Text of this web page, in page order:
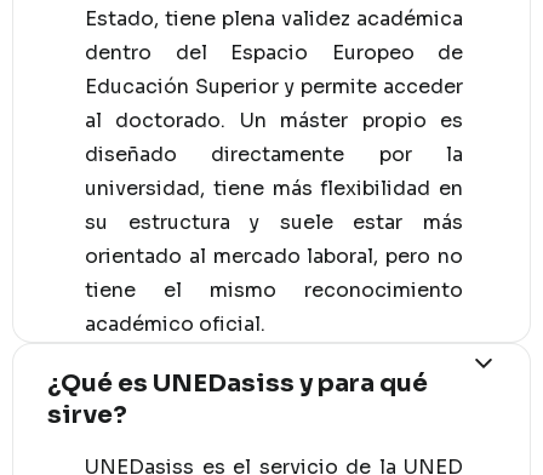
Estado, tiene plena validez académica
dentro del Espacio Europeo de
Educación Superior y permite acceder
al doctorado. Un máster propio es
diseñado directamente por la
universidad, tiene más flexibilidad en
su estructura y suele estar más
orientado al mercado laboral, pero no
tiene el mismo reconocimiento
académico oficial.
¿Qué es UNEDasiss y para qué
sirve?
UNEDasiss es el servicio de la UNED